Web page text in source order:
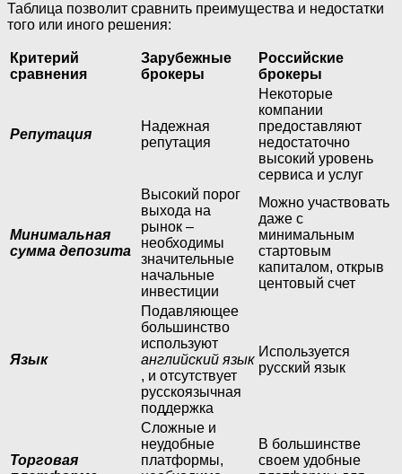
Таблица позволит сравнить преимущества и недостатки
того или иного решения:
Критерий
сравнения
Зарубежные
брокеры
Российские
брокеры
Репутация
Надежная
репутация
Некоторые
компании
предоставляют
недостаточно
высокий уровень
сервиса и услуг
Минимальная
сумма депозита
Высокий порог
выхода на
рынок –
необходимы
значительные
начальные
инвестиции
Можно участвовать
даже с
минимальным
стартовым
капиталом, открыв
центовый счет
Язык
Подавляющее
большинство
используют
английский язык
, и отсутствует
русскоязычная
поддержка
Используется
русский язык
Торговая
Сложные и
неудобные
платформы,
В большинстве
своем удобные